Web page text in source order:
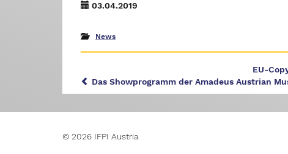
03.04.2019
News
EU-
Das Showprogramm der Amadeus Austrian
© 2026 IFPI Austria